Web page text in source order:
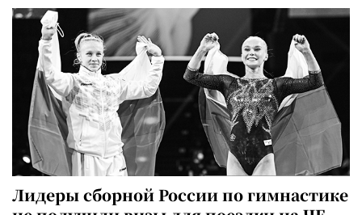
Лидеры сборной России по гимнастике